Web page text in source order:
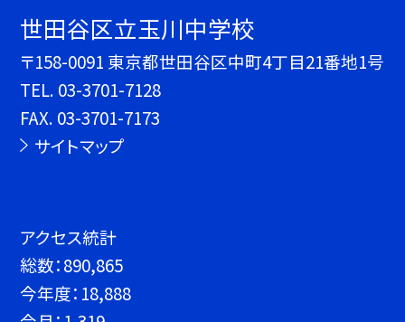
世田谷区立玉川中学校
〒158-0091 東京都世田谷区中町4丁目21番地1号
TEL. 03-3701-7128
FAX. 03-3701-7173
サイトマップ
アクセス統計
総数：890,865
今年度： 18,888